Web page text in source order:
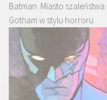
Batman. Miasto
Gotham w stylu horroru